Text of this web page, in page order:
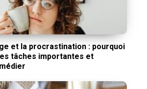
et la procrastination : pourquoi
tâches importantes et